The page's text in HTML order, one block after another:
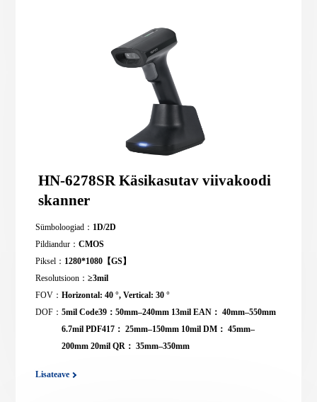
HN-6278SR Käsikasutav viivakoodi
skanner
Sümboloogiad： 1D/2D
Pildiandur：CMOS
Piksel： 1280*1080【GS】
Resolutsioon：≥3mil
FOV：Horizontal: 40 °, Vertical: 30 °
DOF：5mil Code39：50mm–240mm 13mil EAN： 40mm–550mm
6.7mil PDF417： 25mm–150mm 10mil DM： 45mm–
200mm 20mil QR： 35mm–350mm
Lisateave